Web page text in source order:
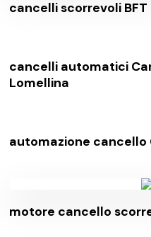
cancelli scorrevoli
cancelli automatici
Lomellina
automazione cancello
motore cancello